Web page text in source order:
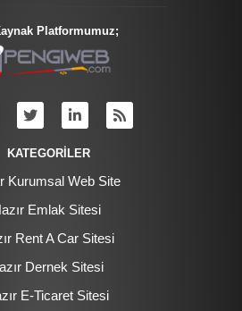
Platformumuz;
KATEGORİLER
Kurumsal Web Site
Emlak Sitesi
Rent A Car Sitesi
Dernek Sitesi
E-Ticaret Sitesi